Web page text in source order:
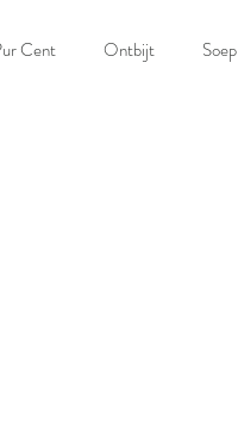
Cent Ontbijt Soep
huid